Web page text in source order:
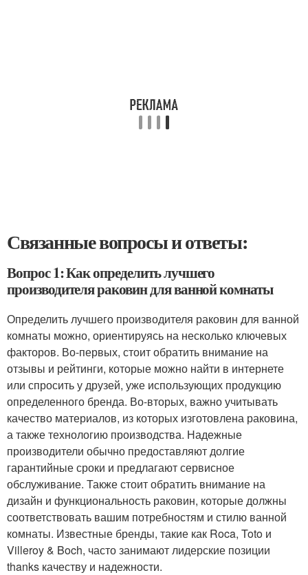
Связанные вопросы и ответы:
Вопрос 1: Как определить лучшего
производителя раковин для ванной комнаты
Определить лучшего производителя раковин для ванной
комнаты можно, ориентируясь на несколько ключевых
факторов. Во-первых, стоит обратить внимание на
отзывы и рейтинги, которые можно найти в интернете
или спросить у друзей, уже использующих продукцию
определенного бренда. Во-вторых, важно учитывать
качество материалов, из которых изготовлена раковина,
а также технологию производства. Надежные
производители обычно предоставляют долгие
гарантийные сроки и предлагают сервисное
обслуживание. Также стоит обратить внимание на
дизайн и функциональность раковин, которые должны
соответствовать вашим потребностям и стилю ванной
комнаты. Известные бренды, такие как Roca, Toto и
Villeroy & Boch, часто занимают лидерские позиции
thanks качеству и надежности.